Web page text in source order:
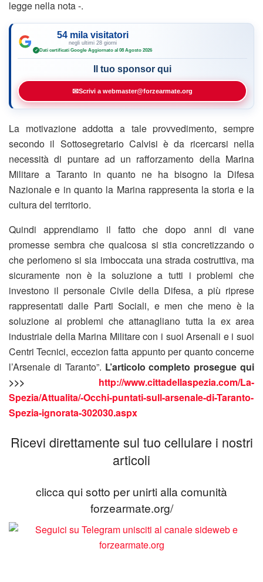
legge nella nota -.
54 mila visitatori
negli ultimi 28 giorni
✓ Dati certificati Google·Aggiornato al 08 Agosto 2026
Il tuo sponsor qui
✉Scrivi a webmaster@forzearmate.org
La motivazione addotta a tale provvedimento, sempre
secondo il Sottosegretario Calvisi è da ricercarsi nella
necessità di puntare ad un rafforzamento della Marina
Militare a Taranto in quanto ne ha bisogno la Difesa
Nazionale e in quanto la Marina rappresenta la storia e la
cultura del territorio.
Quindi apprendiamo il fatto che dopo anni di vane
promesse sembra che qualcosa si stia concretizzando o
che perlomeno si sia imboccata una strada costruttiva, ma
sicuramente non è la soluzione a tutti i problemi che
investono il personale Civile della Difesa, a più riprese
rappresentati dalle Parti Sociali, e men che meno è la
soluzione ai problemi che attanagliano tutta la ex area
industriale della Marina Militare con i suoi Arsenali e i suoi
Centri Tecnici, eccezion fatta appunto per quanto concerne
l’Arsenale di Taranto”. L’articolo completo prosegue qui
>>> http://www.cittadellaspezia.com/La-
Spezia/Attualita/-Occhi-puntati-sull-arsenale-di-Taranto-
Spezia-ignorata-302030.aspx
Ricevi direttamente sul tuo cellulare i nostri
articoli
clicca qui sotto per unirti alla comunità
forzearmate.org/